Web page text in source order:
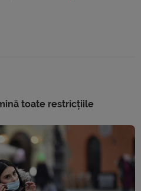
toate restricțiile